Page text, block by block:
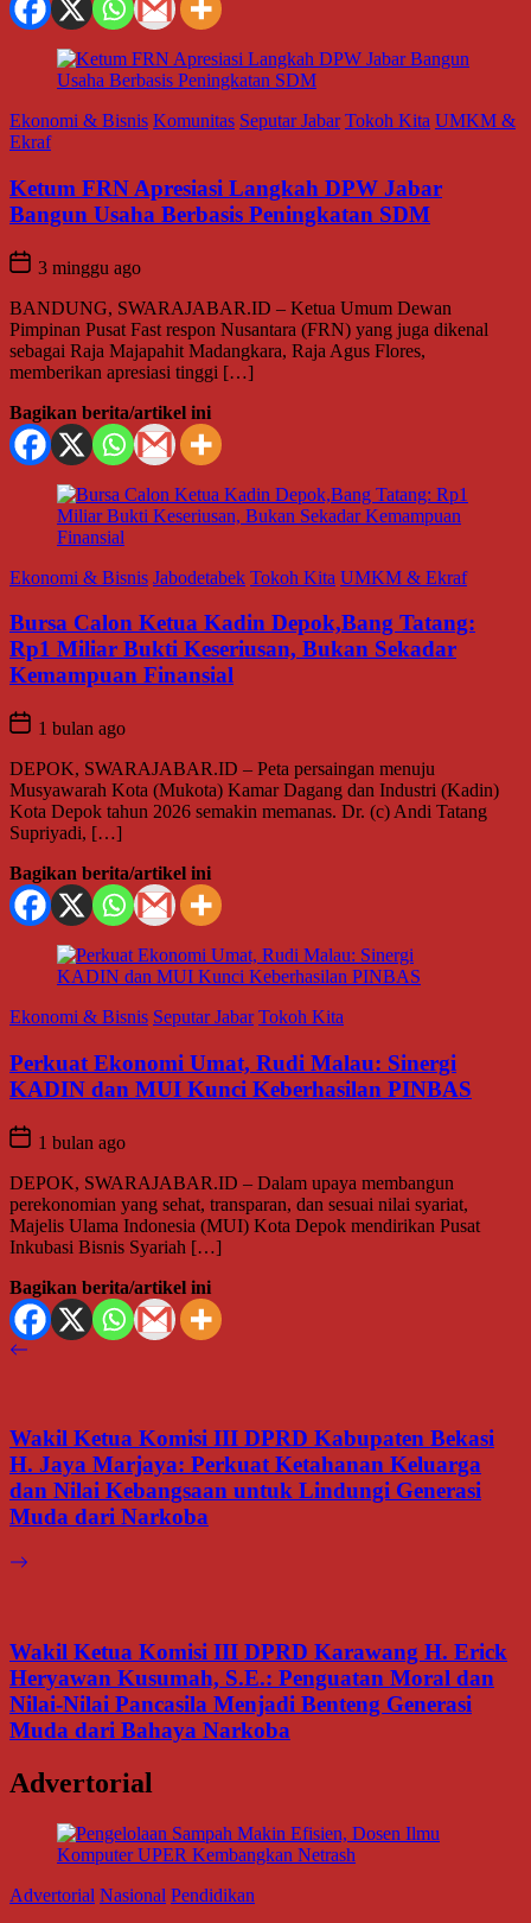
Ekonomi & Bisnis Komunitas Seputar Jabar Tokoh Kita UMKM &
Ekraf
Ketum FRN Apresiasi Langkah DPW Jabar
Bangun Usaha Berbasis Peningkatan SDM
3 minggu ago
BANDUNG, SWARAJABAR.ID – Ketua Umum Dewan
Pimpinan Pusat Fast respon Nusantara (FRN) yang juga dikenal
sebagai Raja Majapahit Madangkara, Raja Agus Flores,
memberikan apresiasi tinggi […]
Bagikan berita/artikel ini
Ekonomi & Bisnis Jabodetabek Tokoh Kita UMKM & Ekraf
Bursa Calon Ketua Kadin Depok,Bang Tatang:
Rp1 Miliar Bukti Keseriusan, Bukan Sekadar
Kemampuan Finansial
1 bulan ago
DEPOK, SWARAJABAR.ID – Peta persaingan menuju
Musyawarah Kota (Mukota) Kamar Dagang dan Industri (Kadin)
Kota Depok tahun 2026 semakin memanas. Dr. (c) Andi Tatang
Supriyadi, […]
Bagikan berita/artikel ini
Ekonomi & Bisnis Seputar Jabar Tokoh Kita
Perkuat Ekonomi Umat, Rudi Malau: Sinergi
KADIN dan MUI Kunci Keberhasilan PINBAS
1 bulan ago
DEPOK, SWARAJABAR.ID – Dalam upaya membangun
perekonomian yang sehat, transparan, dan sesuai nilai syariat,
Majelis Ulama Indonesia (MUI) Kota Depok mendirikan Pusat
Inkubasi Bisnis Syariah […]
Bagikan berita/artikel ini
Wakil Ketua Komisi III DPRD Kabupaten Bekasi
H. Jaya Marjaya: Perkuat Ketahanan Keluarga
dan Nilai Kebangsaan untuk Lindungi Generasi
Muda dari Narkoba
Wakil Ketua Komisi III DPRD Karawang H. Erick
Heryawan Kusumah, S.E.: Penguatan Moral dan
Nilai-Nilai Pancasila Menjadi Benteng Generasi
Muda dari Bahaya Narkoba
Advertorial
Advertorial Nasional Pendidikan